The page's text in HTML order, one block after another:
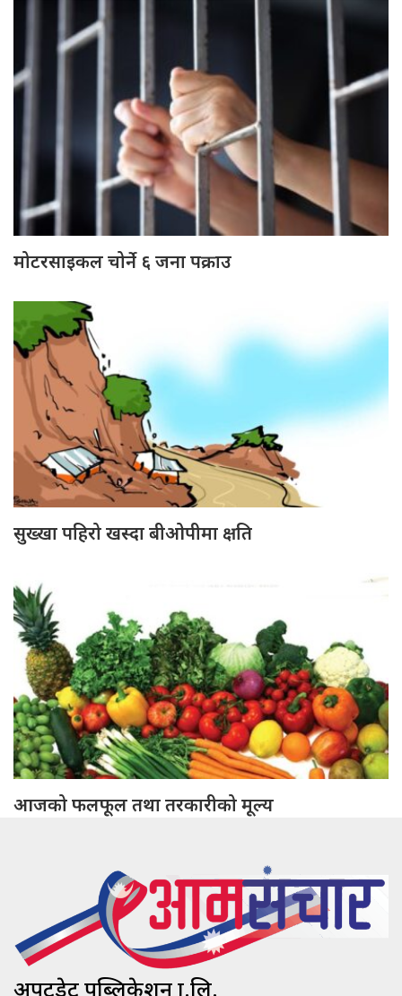
मोटरसाइकल चोर्ने ६ जना पक्राउ
सुख्खा पहिरो खस्दा बीओपीमा क्षति
आजको फलफूल तथा तरकारीको मूल्य
अपटुडेट पब्लिकेशन प्रा.लि.